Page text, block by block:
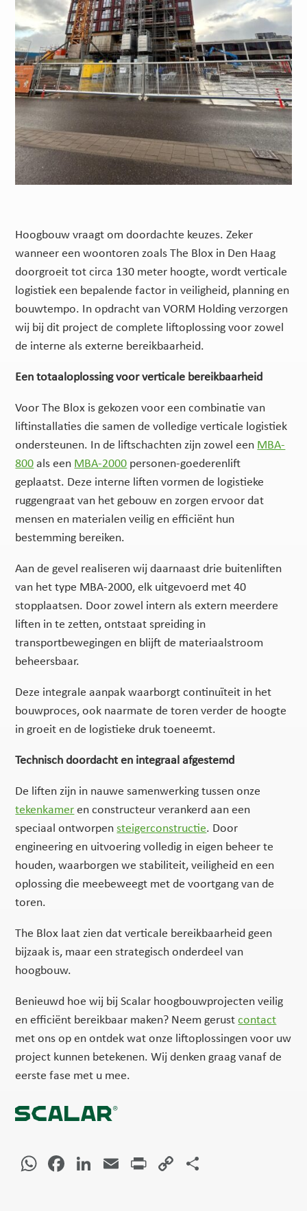
Hoogbouw vraagt om doordachte keuzes. Zeker
wanneer een woontoren zoals The Blox in Den Haag
doorgroeit tot circa 130 meter hoogte, wordt verticale
logistiek een bepalende factor in veiligheid, planning en
bouwtempo. In opdracht van VORM Holding verzorgen
wij bij dit project de complete liftoplossing voor zowel
de interne als externe bereikbaarheid.
Een totaaloplossing voor verticale bereikbaarheid
Voor The Blox is gekozen voor een combinatie van
liftinstallaties die samen de volledige verticale logistiek
ondersteunen. In de liftschachten zijn zowel een MBA-
800 als een MBA-2000 personen-goederenlift
geplaatst. Deze interne liften vormen de logistieke
ruggengraat van het gebouw en zorgen ervoor dat
mensen en materialen veilig en efficiënt hun
bestemming bereiken.
Aan de gevel realiseren wij daarnaast drie buitenliften
van het type MBA-2000, elk uitgevoerd met 40
stopplaatsen. Door zowel intern als extern meerdere
liften in te zetten, ontstaat spreiding in
transportbewegingen en blijft de materiaalstroom
beheersbaar.
Deze integrale aanpak waarborgt continuïteit in het
bouwproces, ook naarmate de toren verder de hoogte
in groeit en de logistieke druk toeneemt.
Technisch doordacht en integraal afgestemd
De liften zijn in nauwe samenwerking tussen onze
tekenkamer en constructeur verankerd aan een
speciaal ontworpensteigerconstructie. Door
engineering en uitvoering volledig in eigen beheer te
houden, waarborgen we stabiliteit, veiligheid en een
oplossing die meebeweegt met de voortgang van de
toren.
The Blox laat zien dat verticale bereikbaarheid geen
bijzaak is, maar een strategisch onderdeel van
hoogbouw.
Benieuwd hoe wij bij Scalar hoogbouwprojecten veilig
en efficiënt bereikbaar maken? Neem gerustcontact
met ons op en ontdek wat onze liftoplossingen voor uw
project kunnen betekenen. Wij denken graag vanaf de
eerste fase met u mee.
WhatsApp
Facebook
LinkedIn
EmailPrintCopy